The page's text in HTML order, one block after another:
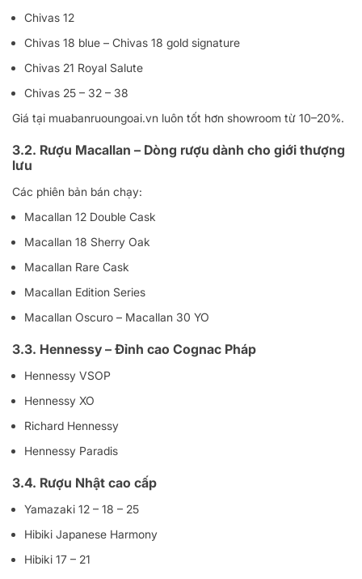
Chivas 12
Chivas 18 blue – Chivas 18 gold signature
Chivas 21 Royal Salute
Chivas 25 – 32 – 38
Giá tại muabanruoungoai.vn luôn tốt hơn showroom từ 10–20%.
3.2. Rượu Macallan – Dòng rượu dành cho giới thượng
lưu
Các phiên bản bán chạy:
Macallan 12 Double Cask
Macallan 18 Sherry Oak
Macallan Rare Cask
Macallan Edition Series
Macallan Oscuro – Macallan 30 YO
3.3. Hennessy – Đỉnh cao Cognac Pháp
Hennessy VSOP
Hennessy XO
Richard Hennessy
Hennessy Paradis
3.4. Rượu Nhật cao cấp
Yamazaki 12 – 18 – 25
Hibiki Japanese Harmony
Hibiki 17 – 21